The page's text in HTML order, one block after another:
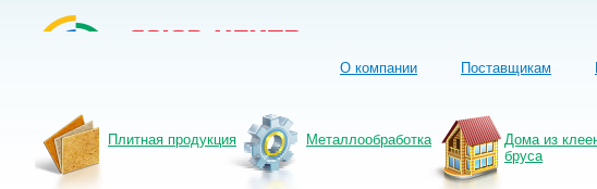
О компании Поставщикам
Плитная продукция Металлообработка
Дома из
бруса